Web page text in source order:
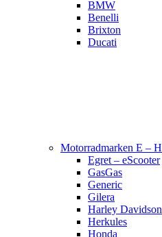
BMW
Benelli
Brixton
Ducati
Motorradmarken E – H
Egret – eScooter
GasGas
Generic
Gilera
Harley Davidson
Herkules
Honda